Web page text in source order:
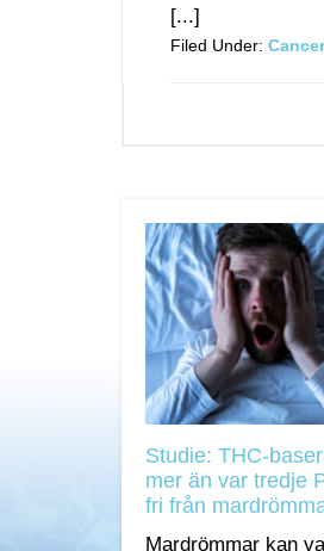
[...]
Filed Under:
Studie: THC-
mer än var tredje
fri från
Mardrömmar kan